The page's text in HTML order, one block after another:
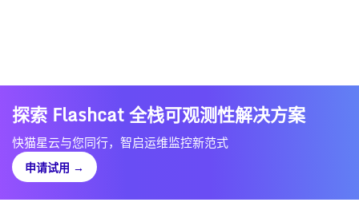
探索 Flashcat 全栈可观测性解决方案
快猫星云与您同行，智启运维监控新范式
申请试用 →